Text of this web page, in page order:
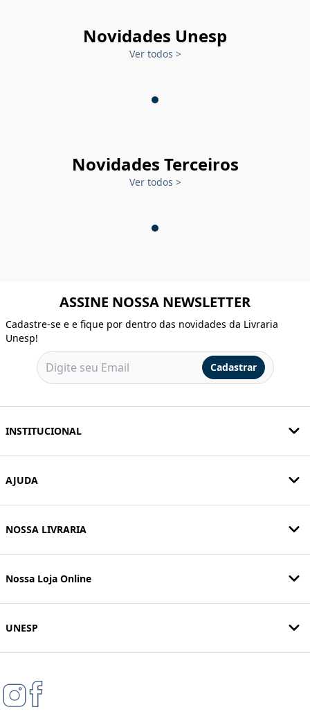
Novidades Unesp
Ver todos >
Novidades Terceiros
Ver todos >
ASSINE NOSSA NEWSLETTER
Cadastre-se e e fique por dentro das novidades da Livraria
Unesp!
Cadastrar
INSTITUCIONAL
AJUDA
NOSSA LIVRARIA
Nossa Loja Online
UNESP